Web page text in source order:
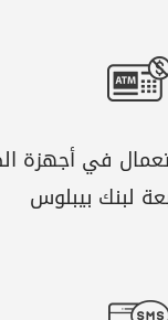
في أجهزة
لبنك بيبلوس